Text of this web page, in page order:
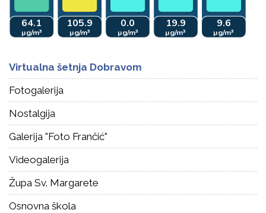
Virtualna šetnja Dobravom
Fotogalerija
Nostalgija
Galerija "Foto Frančić"
Videogalerija
Župa Sv. Margarete
Osnovna škola